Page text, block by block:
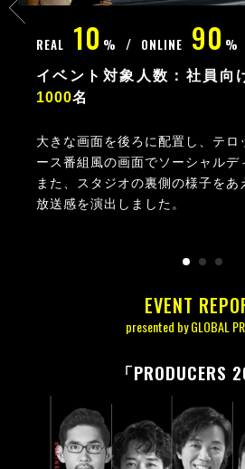
REAL 10 % ONLINE 90 %
イベント対象人数： 社員向
1000名
大きな画面を後ろに配置し、テロ
ース番組風の画面でソーシャルデ
また、スタジオの裏側の様子をあ
放送感を演出しました。
EVENT
presented by GLOBAL
「 PRODUCERS